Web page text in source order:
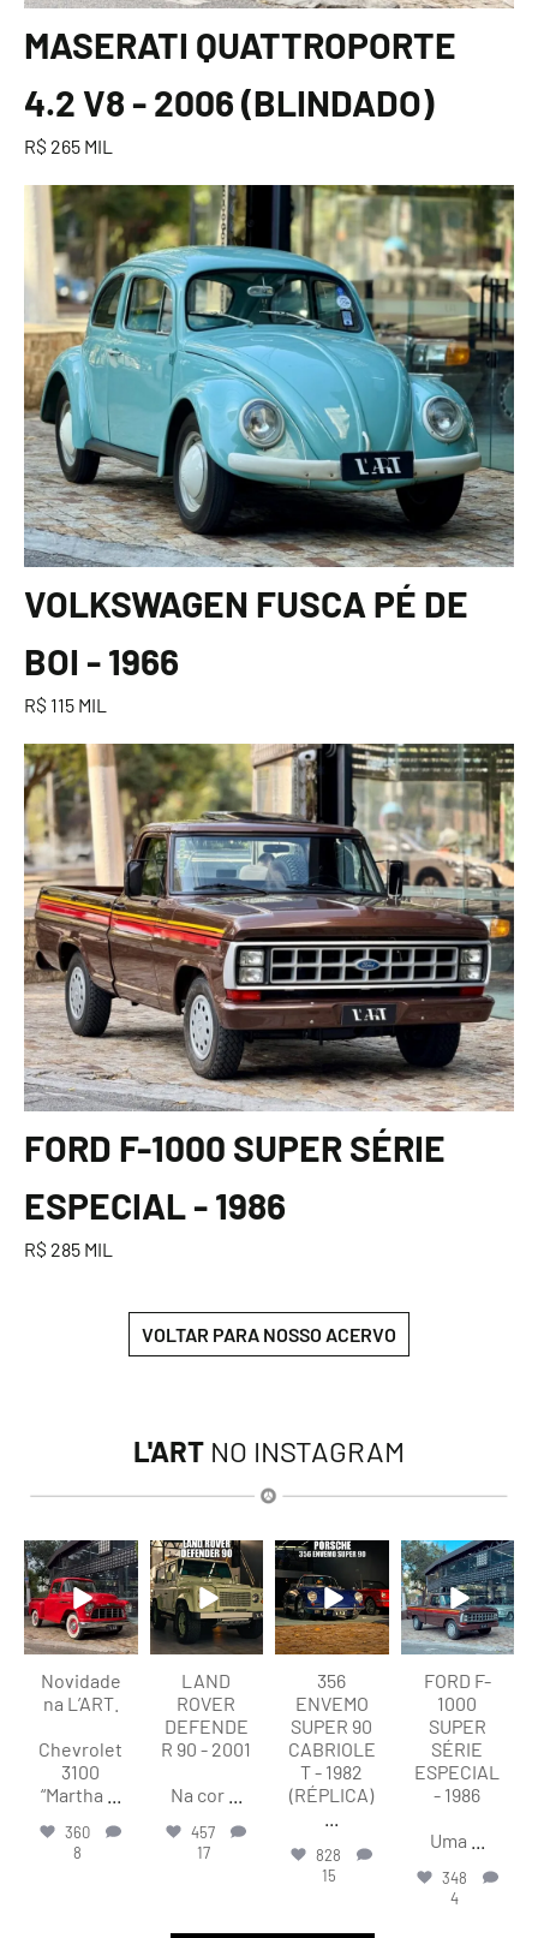
MASERATI QUATTROPORTE
4.2 V8 - 2006 (BLINDADO)
R$ 265 MIL
VOLKSWAGEN FUSCA PÉ DE
BOI - 1966
R$ 115 MIL
FORD F-1000 SUPER SÉRIE
ESPECIAL - 1986
R$ 285 MIL
VOLTAR PARA NOSSO ACERVO
L'ART NO INSTAGRAM
lart.br
Ago 8
Novidade
na L’ART.
Chevrolet
3100
“Martha
360
8
lart.br
Ago 8
LAND
ROVER
DEFENDE
R 90 - 2001
Na cor
457
17
lart.br
Ago 8
356
ENVEMO
SUPER 90
CABRIOLE
T - 1982
(RÉPLICA)
828
15
lart.br
Ago 7
FORD F-
1000
SUPER
SÉRIE
ESPECIAL
- 1986
Uma
348
4